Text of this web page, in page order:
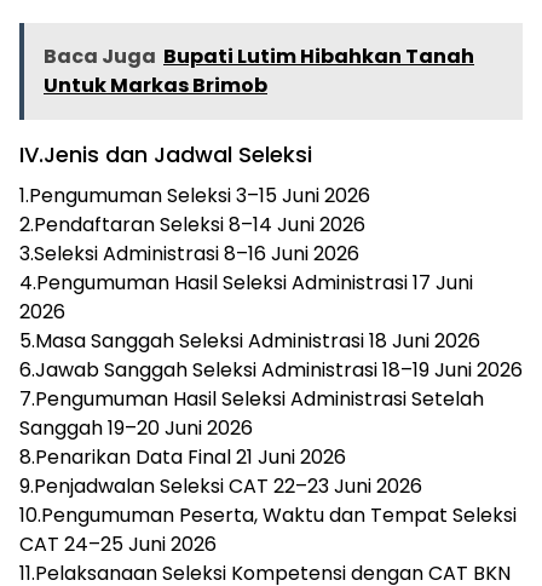
Baca Juga Bupati Lutim Hibahkan Tanah
Untuk Markas Brimob
IV.Jenis dan Jadwal Seleksi
1.Pengumuman Seleksi 3–15 Juni 2026
2.Pendaftaran Seleksi 8–14 Juni 2026
3.Seleksi Administrasi 8–16 Juni 2026
4.Pengumuman Hasil Seleksi Administrasi 17 Juni
2026
5.Masa Sanggah Seleksi Administrasi 18 Juni 2026
6.Jawab Sanggah Seleksi Administrasi 18–19 Juni 2026
7.Pengumuman Hasil Seleksi Administrasi Setelah
Sanggah 19–20 Juni 2026
8.Penarikan Data Final 21 Juni 2026
9.Penjadwalan Seleksi CAT 22–23 Juni 2026
10.Pengumuman Peserta, Waktu dan Tempat Seleksi
CAT 24–25 Juni 2026
11.Pelaksanaan Seleksi Kompetensi dengan CAT BKN